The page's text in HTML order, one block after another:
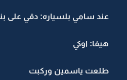
عند سامي بلسياره: دقي على
هيفا: اوكي
طلعت ياسمين وركبت